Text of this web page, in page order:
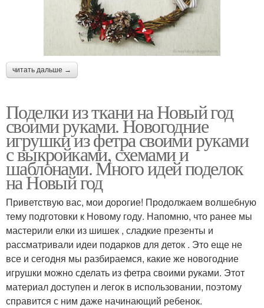
читать дальше →
Поделки из ткани на Новый год
своими руками. Новогодние
игрушки из фетра своими руками
с выкройками, схемами и
шаблонами. Много идей поделок
на Новый год
Приветствую вас, мои дорогие! Продолжаем волшебную
тему подготовки к Новому году. Напомню, что ранее мы
мастерили елки из шишек , сладкие презенты и
рассматривали идеи подарков для деток . Это еще не
все и сегодня мы разбираемся, какие же новогодние
игрушки можно сделать из фетра своими руками. Этот
материал доступен и легок в использовании, поэтому
справится с ним даже начинающий ребенок.